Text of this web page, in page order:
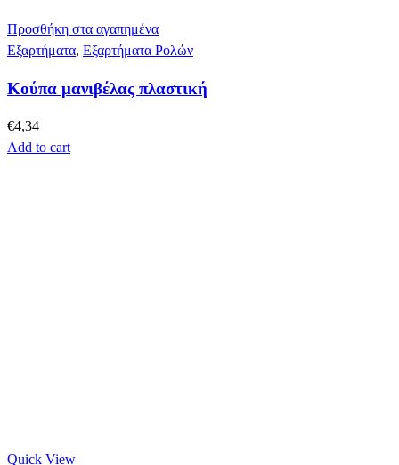
Προσθήκη στα αγαπημένα
Εξαρτήματα, Εξαρτήματα Ρολών
Κούπα μανιβέλας πλαστική
€4,34
Add to cart
Quick View